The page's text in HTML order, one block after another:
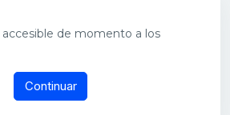
accesible de momento a los
Continuar